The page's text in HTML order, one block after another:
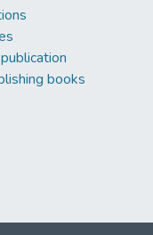
books